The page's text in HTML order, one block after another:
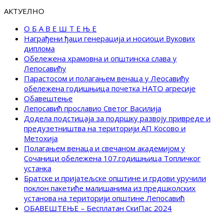
АКТУЕЛНО
О Б А В Е Ш Т Е Њ Е
Награђени ђаци генерација и носиоци Вукових
диплома
Обележена храмовна и општинска слава у
Лепосавићу
Парастосом и полагањем венаца у Леосавићу
обележена годишњица почетка НАТО агресије
Обавештење
Лепосавић прославио Светог Василија
Додела подстицаја за подршку развоју привреде и
предузетништва на територији АП Косово и
Метохија
Полагањем венаца и свечаном академијом у
Сочаници обележена 107.годишњица Топличког
устанка
Братске и пријатељске општине и грдови уручили
поклон пакетиће малишанима из предшколских
установа на територији општине Лепосавић
ОБАВЕШТЕЊЕ – Бесплатан СкиПас 2024